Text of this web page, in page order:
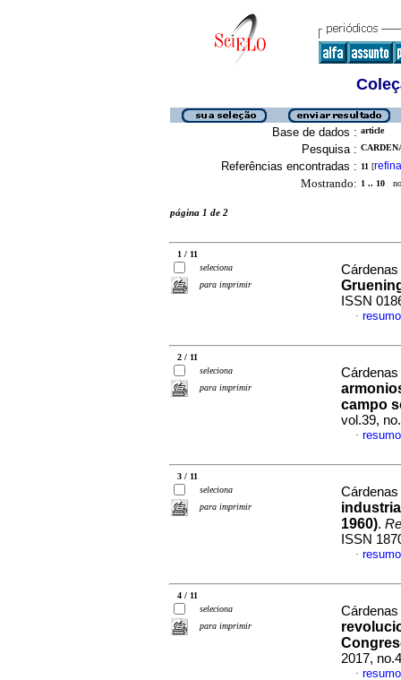
Base de dados : article
Pesquisa :
Referências encontradas : 11 [
Mostrando: 1 .. 10
página 1 de 2
1 / 11
seleciona
para imprimir
ISSN
·
2 / 11
seleciona
para imprimir
campo
vol.39,
·
3 / 11
seleciona
para imprimir
1960).
ISSN
·
4 / 11
seleciona
para imprimir
2017,
·